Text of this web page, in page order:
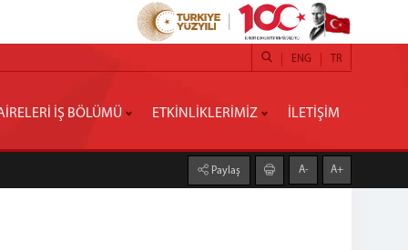
TR
ENG
İŞ BÖLÜMÜ ETKİNLİKLERİMİZ İLETİŞİM
Paylaş A- A+